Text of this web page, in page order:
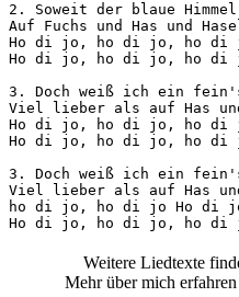
2. Soweit der blaue
Auf Fuchs und Has und
Ho di jo, ho di jo, ho di
Ho di jo, ho di jo, ho di
3. Doch weiß ich ein
Viel lieber als auf Has
Ho di jo, ho di jo, ho di
Ho di jo, ho di jo, ho di
3. Doch weiß ich ein
Viel lieber als auf Has
ho di jo, ho di jo Ho di
Ho di jo, ho di jo, ho di
Weitere Liedtexte
Mehr über mich